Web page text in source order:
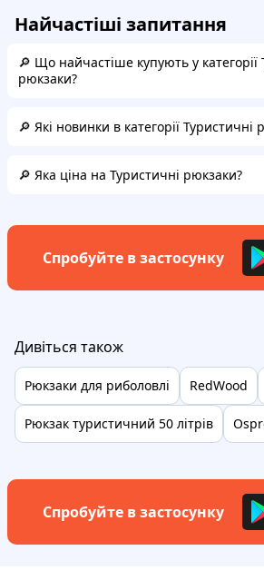
Найчастіші запитання
🔎 Що найчастіше купують у категорії
рюкзаки?
🔎 Які новинки в категорії Туристичні
🔎 Яка ціна на Туристичні рюкзаки?
Спробуйте в застосунку
Дивіться також
Рюкзаки для риболовлі RedWood
Рюкзак туристичний 50 літрів
Спробуйте в застосунку